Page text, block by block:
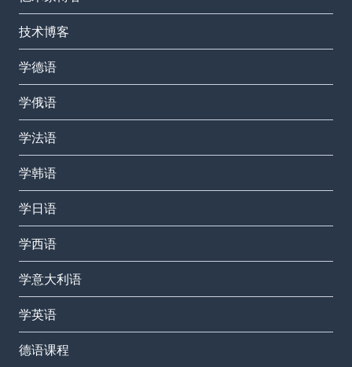
技术博客
学德语
学俄语
学法语
学韩语
学日语
学西语
学意大利语
学英语
德语课程